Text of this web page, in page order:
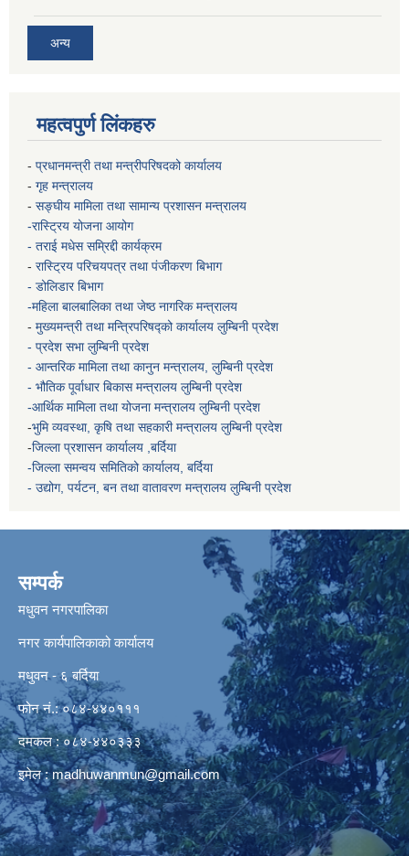
अन्य
महत्वपुर्ण लिंकहरु
- प्रधानमन्त्री तथा मन्त्रीपरिषदको कार्यालय
- गृह मन्त्रालय
- सङ्घीय मामिला तथा सामान्य प्रशासन मन्त्रालय
-रास्ट्रिय योजना आयोग
- तराई मधेस सम्रिद्दी कार्यक्रम
- रास्ट्रिय परिचयपत्र तथा पंजीकरण बिभाग
- डोलिडार बिभाग
-महिला बालबालिका तथा जेष्ठ नागरिक मन्त्रालय
- मुख्यमन्त्री तथा मन्त्रिपरिषद्को कार्यालय लुम्बिनी प्रदेश
- प्रदेश सभा लुम्बिनी प्रदेश
- आन्तरिक मामिला तथा कानुन मन्त्रालय, लुम्बिनी प्रदेश
- भौतिक पूर्वाधार बिकास मन्त्रालय लुम्बिनी प्रदेश
-आर्थिक मामिला तथा योजना मन्त्रालय लुम्बिनी प्रदेश
-भुमि व्यवस्था, कृषि तथा सहकारी मन्त्रालय लुम्बिनी प्रदेश
-जिल्ला प्रशासन कार्यालय ,बर्दिया
-जिल्ला समन्वय समितिको कार्यालय, बर्दिया
- उद्योग, पर्यटन, बन तथा वातावरण मन्त्रालय लुम्बिनी प्रदेश
सम्पर्क
मधुवन नगरपालिका
नगर कार्यपालिकाको कार्यालय
मधुवन - ६ बर्दिया
फोन नं.: ०८४-४४०१११
दमकल : ०८४-४४०३३३
इमेल :madhuwanmun@gmail.com